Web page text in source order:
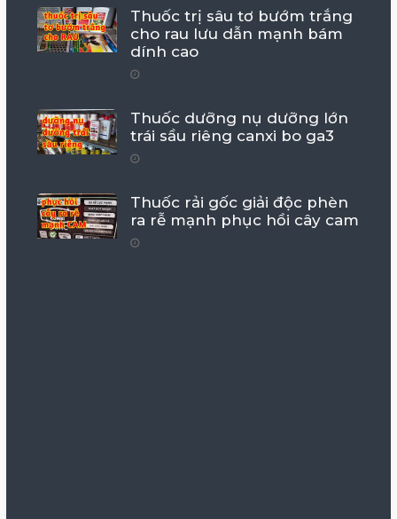
Thuốc trị sâu tơ bướm trắng
cho rau lưu dẫn mạnh bám
dính cao
Thuốc dưỡng nụ dưỡng lớn
trái sầu riêng canxi bo ga3
Thuốc rải gốc giải độc phèn
ra rễ mạnh phục hồi cây cam